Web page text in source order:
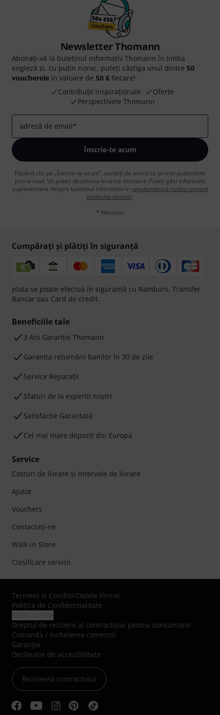
Newsletter Thomann
Abonați-vă la buletinul informativ Thomann în limba
engleză și, cu puțin noroc, puteți câștiga unul dintre 50
voucherele în valoare de 50 € fiecare!
Contribuții inspiraționale
Oferte
Perspectivele Thomann
adresă de email*
Înscrie-te acum
Făcând clic pe „Înscrie-te acum”, sunteți de acord să primiți publicitate
prin e-mail. Vă puteți dezabona în orice moment. Puteți găsi informații
suplimentare despre buletinul informativ în regulamentul nostru privind
protecția datelor.
* Necesar
Cumpărați și plătiți în siguranță
plata se poate efectua în siguranță cu Ramburs, Transfer
Bancar sau Card de credit.
Beneficiile tale
3 Ani Garanție Thomann
Garanţia returnării banilor în 30 de zile
Service Reparații
Sfaturi de la experții noștri
Satisfacție Garantată
Cel mai mare depozit din Europa
Service
Costuri de livrare şi Intervale de livrare
Ajutor
Vouchers
Contactaţi-ne
Walk-in Store
Clasificare servicii
Termeni şi Condiţii/Datele Firmei
Politica de Confidenţialitate
Dreptul de reziliere al contractului pentru consumator
Comanda / incheierea comenzii
Garanție
Declarație de accesibilitate
Rezilierea contractului